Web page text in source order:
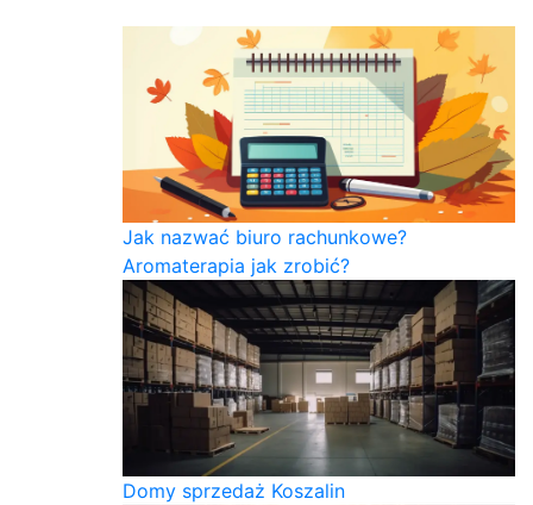
Jak nazwać biuro rachunkowe?
Aromaterapia jak zrobić?
Domy sprzedaż Koszalin